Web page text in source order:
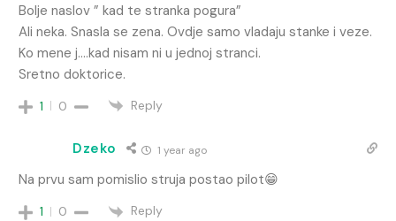
Bolje naslov ” kad te stranka pogura”
Ali neka. Snasla se zena. Ovdje samo vladaju stanke i veze.
Ko mene j….kad nisam ni u jednoj stranci.
Sretno doktorice.
1 0 Reply
Dzeko 1 year ago
Na prvu sam pomislio struja postao pilot😁
1 0 Reply